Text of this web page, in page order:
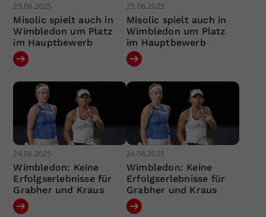
25.06.2025
Misolic spielt auch in
Wimbledon um Platz
im Hauptbewerb
25.06.2025
Misolic spielt auch in
Wimbledon um Platz
im Hauptbewerb
24.06.2025
Wimbledon: Keine
Erfolgserlebnisse für
Grabher und Kraus
24.06.2025
Wimbledon: Keine
Erfolgserlebnisse für
Grabher und Kraus